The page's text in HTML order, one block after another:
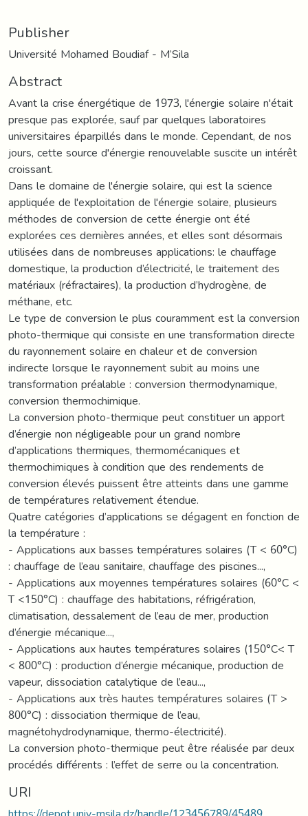
Publisher
Université Mohamed Boudiaf - M’Sila
Abstract
Avant la crise énergétique de 1973, l'énergie solaire n'était
presque pas explorée, sauf par quelques laboratoires
universitaires éparpillés dans le monde. Cependant, de nos
jours, cette source d'énergie renouvelable suscite un intérêt
croissant.
Dans le domaine de l'énergie solaire, qui est la science
appliquée de l'exploitation de l'énergie solaire, plusieurs
méthodes de conversion de cette énergie ont été
explorées ces dernières années, et elles sont désormais
utilisées dans de nombreuses applications: le chauffage
domestique, la production d’électricité, le traitement des
matériaux (réfractaires), la production d’hydrogène, de
méthane, etc.
Le type de conversion le plus couramment est la conversion
photo-thermique qui consiste en une transformation directe
du rayonnement solaire en chaleur et de conversion
indirecte lorsque le rayonnement subit au moins une
transformation préalable : conversion thermodynamique,
conversion thermochimique.
La conversion photo-thermique peut constituer un apport
d’énergie non négligeable pour un grand nombre
d’applications thermiques, thermomécaniques et
thermochimiques à condition que des rendements de
conversion élevés puissent être atteints dans une gamme
de températures relativement étendue.
Quatre catégories d’applications se dégagent en fonction de
la température :
- Applications aux basses températures solaires (T < 60°C)
: chauffage de l’eau sanitaire, chauffage des piscines...,
- Applications aux moyennes températures solaires (60°C <
T <150°C) : chauffage des habitations, réfrigération,
climatisation, dessalement de l’eau de mer, production
d’énergie mécanique...,
- Applications aux hautes températures solaires (150°C< T
< 800°C) : production d’énergie mécanique, production de
vapeur, dissociation catalytique de l’eau...,
- Applications aux très hautes températures solaires (T >
800°C) : dissociation thermique de l’eau,
magnétohydrodynamique, thermo-électricité).
La conversion photo-thermique peut être réalisée par deux
procédés différents : l’effet de serre ou la concentration.
URI